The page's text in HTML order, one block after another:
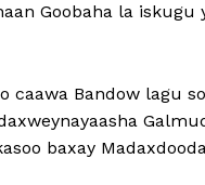
Goobaha la
caawa Bandow lagu
baxay